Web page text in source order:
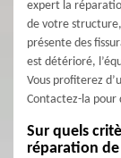
expert la
de votre
présente des
est détérioré,
Vous profiterez
Contactez-la pour
Sur quels
réparation